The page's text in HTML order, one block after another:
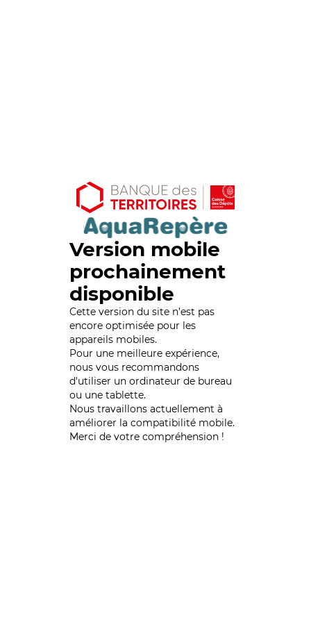
Version mobile
prochainement
disponible
Cette version du site n’est pas
encore optimisée pour les
appareils mobiles.
Pour une meilleure expérience,
nous vous recommandons
d'utiliser un ordinateur de bureau
ou une tablette.
Nous travaillons actuellement à
améliorer la compatibilité mobile.
Merci de votre compréhension !